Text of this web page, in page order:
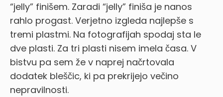
“jelly” finišem. Zaradi “jelly” finiša je nanos
rahlo progast. Verjetno izgleda najlepše s
tremi plastmi. Na fotografijah spodaj sta le
dve plasti. Za tri plasti nisem imela časa. V
bistvu pa sem že v naprej načrtovala
dodatek bleščic, ki pa prekrijejo večino
nepravilnosti.